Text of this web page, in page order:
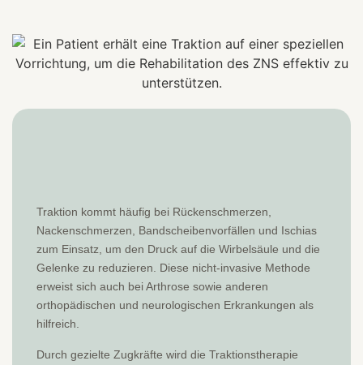
Traktion kommt häufig bei Rückenschmerzen,
Nackenschmerzen, Bandscheibenvorfällen und Ischias
zum Einsatz, um den Druck auf die Wirbelsäule und die
Gelenke zu reduzieren. Diese nicht-invasive Methode
erweist sich auch bei Arthrose sowie anderen
orthopädischen und neurologischen Erkrankungen als
hilfreich.
Durch gezielte Zugkräfte wird die Traktionstherapie